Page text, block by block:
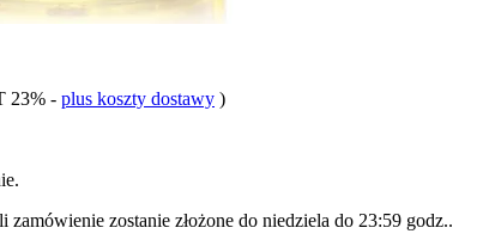
23% - plus koszty dostawy )
zamówienie zostanie złożone do niedziela do 23:59 godz..